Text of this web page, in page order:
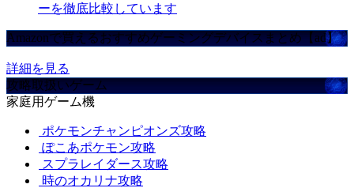
ーを徹底比較しています
Amazonで買えるおすすめゲーミングデバイスまとめ【ad】
詳細を見る
攻略取扱いゲーム
家庭用ゲーム機
ポケモンチャンピオンズ攻略
ぽこあポケモン攻略
スプラレイダース攻略
時のオカリナ攻略